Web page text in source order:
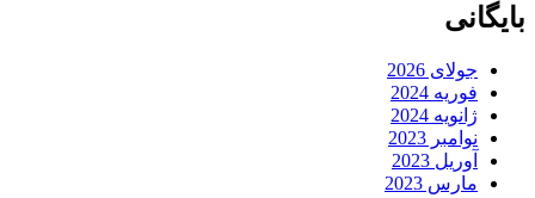
بایگانی
جولای 2026
فوریه 2024
ژانویه 2024
نوامبر 2023
آوریل 2023
مارس 2023